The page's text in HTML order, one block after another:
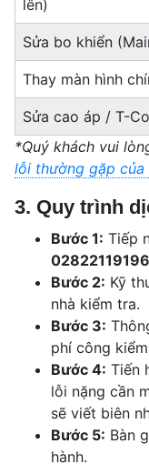
lên)
Sửa bo khiển
Thay màn hình
Sửa cao áp / T-
*Quý khách vui
lỗi thường gặp của
3. Quy trình
Bước 1: Tiếp
02822119196
Bước 2: Kỹ
nhà kiểm tra.
Bước 3:
phí công
Bước 4: Tiến
lỗi nặng cần
sẽ viết biên
Bước 5: Bàn
hành.